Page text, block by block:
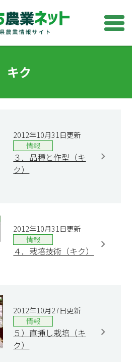
キク
2012年10月31日更新
情報
３．品種と作型（キ
ク）
2012年10月31日更新
情報
４．栽培技術（キク）
2012年10月27日更新
情報
５）直挿し栽培（キ
ク）